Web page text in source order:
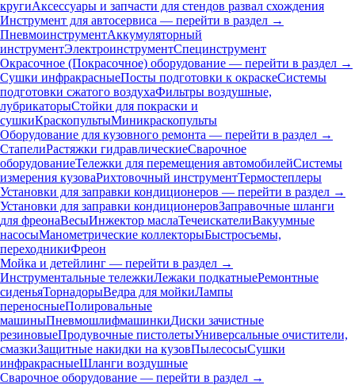
кругиАксессуары и запчасти для стендов развал схождения
Инструмент для автосервиса — перейти в раздел →
ПневмоинструментАккумуляторный
инструментЭлектроинструментСпецинструмент
Окрасочное (Покрасочное) оборудование — перейти в раздел →
Сушки инфракрасныеПосты подготовки к окраскеСистемы
подготовки сжатого воздухаФильтры воздушные,
лубрикаторыСтойки для покраски и
сушкиКраскопультыМиникраскопульты
Оборудование для кузовного ремонта — перейти в раздел →
СтапелиРастяжки гидравлическиеСварочное
оборудованиеТележки для перемещения автомобилейСистемы
измерения кузоваРихтовочный инструментТермостеплеры
Установки для заправки кондиционеров — перейти в раздел →
Установки для заправки кондиционеровЗаправочные шланги
для фреонаВесыИнжектор маслаТечеискателиВакуумные
насосыМанометрические коллекторыБыстросъемы,
переходникиФреон
Мойка и детейлинг — перейти в раздел →
Инструментальные тележкиЛежаки подкатныеРемонтные
сиденьяТорнадорыВедра для мойкиЛампы
переносныеПолировальные
машиныПневмошлифмашинкиДиски зачистные
резиновыеПродувочные пистолетыУниверсальные очистители,
смазкиЗащитные накидки на кузовПылесосыСушки
инфракрасныеШланги воздушные
Сварочное оборудование — перейти в раздел →